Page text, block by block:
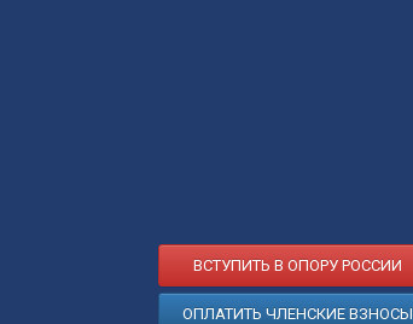
ВСТУПИТЬ В ОПОРУ РОССИИ
ОПЛАТИТЬ ЧЛЕНСКИЕ ВЗНОСЫ